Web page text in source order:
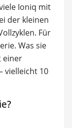
Ioniq mit
der kleinen
Für
Was sie
einer
vielleicht 10